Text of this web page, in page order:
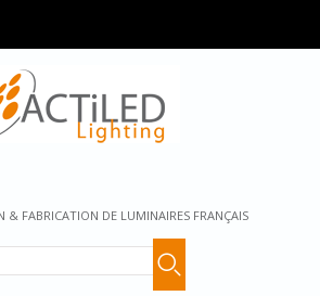
& FABRICATION DE LUMINAIRES FRANÇAIS